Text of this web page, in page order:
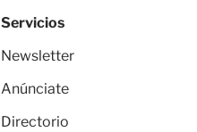
Servicios
Newsletter
Anúnciate
Directorio